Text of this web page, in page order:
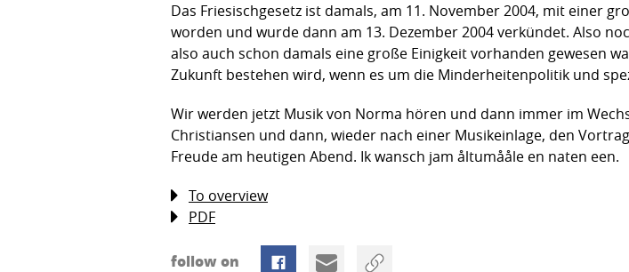
Das Friesischgesetz ist damals, am 11. November 2004, mit einer
worden und wurde dann am 13. Dezember 2004 verkündet. Also
also auch schon damals eine große Einigkeit vorhanden gewesen
Zukunft bestehen wird, wenn es um die Minderheitenpolitik und
Wir werden jetzt Musik von Norma hören und dann immer im
Christiansen und dann, wieder nach einer Musikeinlage, den
Freude am heutigen Abend. Ik wansch jam åltumååle en naten een.
To overview
PDF
follow on